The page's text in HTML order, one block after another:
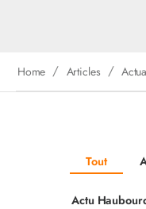
Home / Articles /
Tout
Actu